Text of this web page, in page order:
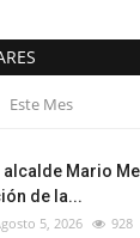
Este Mes
alcalde Mario
de la...
5, 2026 928